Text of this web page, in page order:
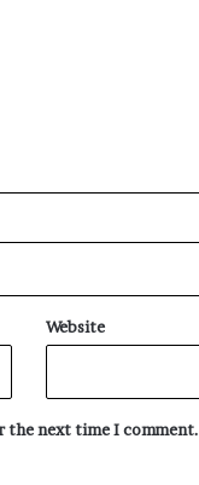
Website
the next time I comment.